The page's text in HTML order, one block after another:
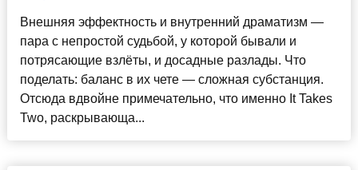
Внешняя эффектность и внутренний драматизм —
пара с непростой судьбой, у которой бывали и
потрясающие взлёты, и досадные разлады. Что
поделать: баланс в их чете — сложная субстанция.
Отсюда вдвойне примечательно, что именно It Takes
Two, раскрывающа...